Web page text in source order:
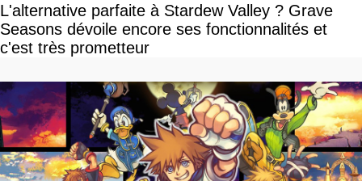
L'alternative parfaite à Stardew Valley ? Grave
Seasons dévoile encore ses fonctionnalités et
c'est très prometteur